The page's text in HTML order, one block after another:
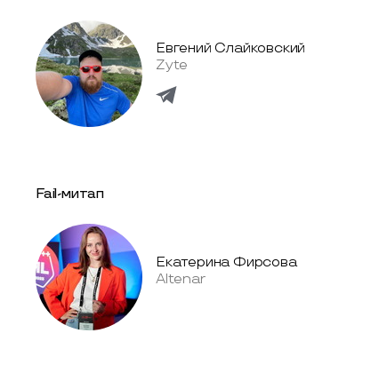
Евгений Слайковский
Zyte
Fail-митап
Екатерина Фирсова
Altenar